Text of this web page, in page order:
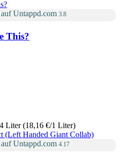
3.8
This?
Liter (18,16 €/1 Liter)
4.17